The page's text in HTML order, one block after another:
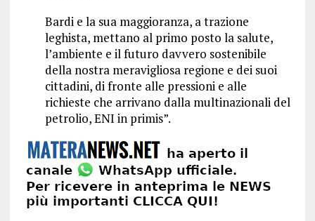
Bardi e la sua maggioranza, a trazione
leghista, mettano al primo posto la salute,
l’ambiente e il futuro davvero sostenibile
della nostra meravigliosa regione e dei suoi
cittadini, di fronte alle pressioni e alle
richieste che arrivano dalla multinazionali del
petrolio, ENI in primis”.